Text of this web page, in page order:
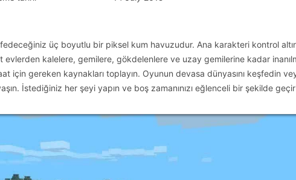
üç boyutlu bir piksel kum havuzudur. Ana karakteri kontrol
evlerden kalelere, gemilere, gökdelenlere ve uzay gemilerine kadar
için gereken kaynakları toplayın. Oyunun devasa dünyasını keşfedin
İstediğiniz her şeyi yapın ve boş zamanınızı eğlenceli bir şekilde